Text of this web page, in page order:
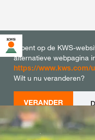
U bent op de KWS-
alternatieve webpagina
https://www.kws.com/
Wilt u nu veranderen?
VERANDER